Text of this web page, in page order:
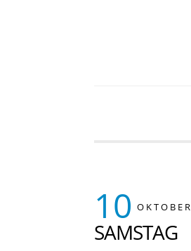
10 OKTOBER
SAMSTAG